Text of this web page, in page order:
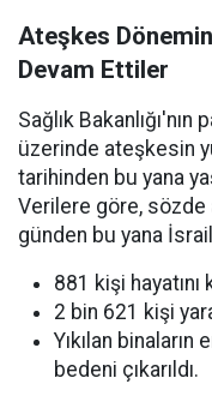
Ateşkes
Devam Ettiler
Sağlık
üzerinde ateşkesin
tarihinden bu yana
Verilere göre, sözde
günden bu yana
881 kişi hayatını
2 bin 621 kişi
Yıkılan
bedeni çıkarıldı.